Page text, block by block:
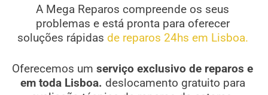
A Mega Reparos compreende os seus
problemas e está pronta para oferecer
soluções rápidas de reparos 24hs em Lisboa.
Oferecemos um serviço exclusivo de reparos e
em toda Lisboa. deslocamento gratuito para